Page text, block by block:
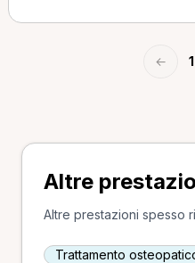
← 1
Altre
Altre prestazioni spesso
Trattamento